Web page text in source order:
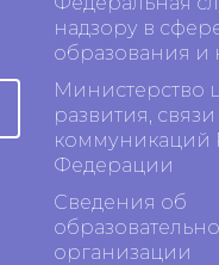
надзору в
образования и
Министерство
развития,
коммуникаций
Федерации
Сведения об
организации